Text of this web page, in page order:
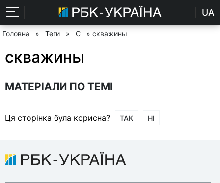
UA
Головна » Теги » С » скважины
скважины
МАТЕРІАЛИ ПО ТЕМІ
Ця сторінка була корисна? ТАК НІ